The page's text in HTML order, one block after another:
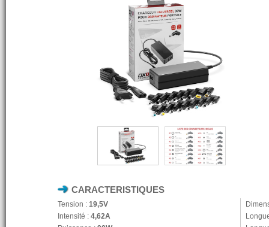
CARACTERISTIQUES
Tension : 19,5V
Intensité : 4,62A